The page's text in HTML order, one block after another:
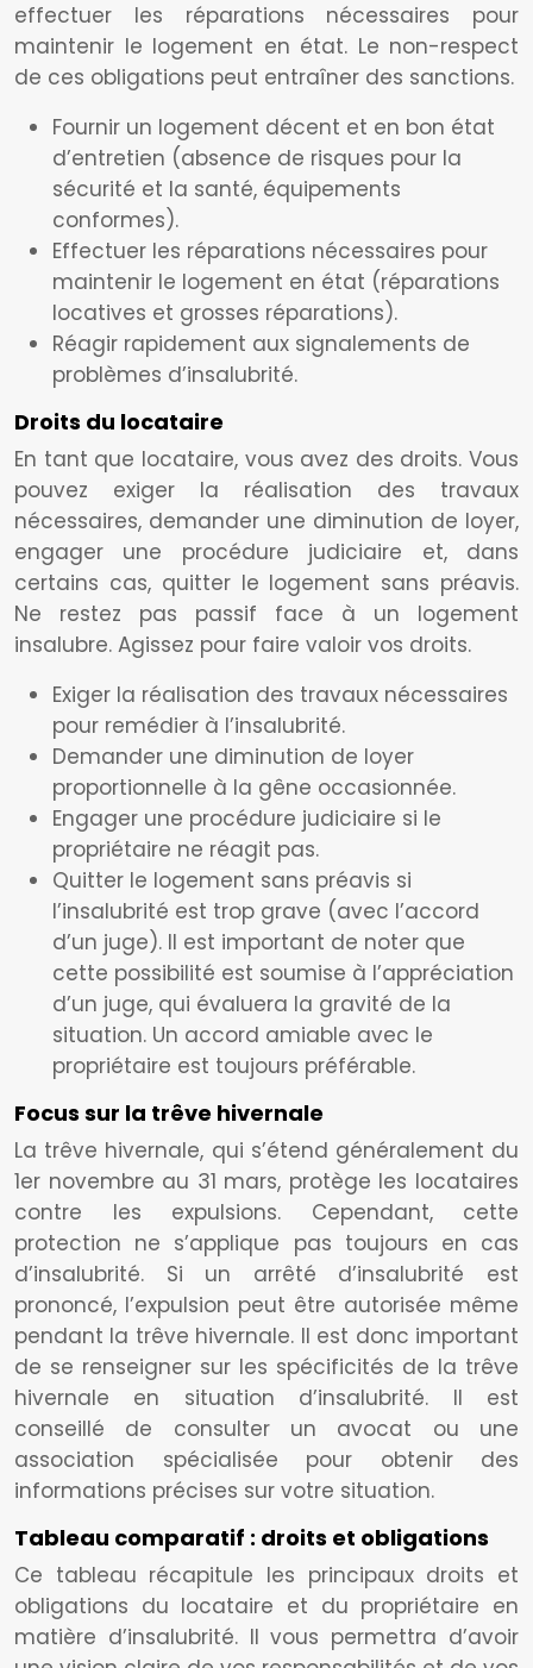
effectuer les réparations nécessaires pour
maintenir le logement en état. Le non-respect
de ces obligations peut entraîner des sanctions.
Fournir un logement décent et en bon état
d’entretien (absence de risques pour la
sécurité et la santé, équipements
conformes).
Effectuer les réparations nécessaires pour
maintenir le logement en état (réparations
locatives et grosses réparations).
Réagir rapidement aux signalements de
problèmes d’insalubrité.
Droits du locataire
En tant que locataire, vous avez des droits. Vous
pouvez exiger la réalisation des travaux
nécessaires, demander une diminution de loyer,
engager une procédure judiciaire et, dans
certains cas, quitter le logement sans préavis.
Ne restez pas passif face à un logement
insalubre. Agissez pour faire valoir vos droits.
Exiger la réalisation des travaux nécessaires
pour remédier à l’insalubrité.
Demander une diminution de loyer
proportionnelle à la gêne occasionnée.
Engager une procédure judiciaire si le
propriétaire ne réagit pas.
Quitter le logement sans préavis si
l’insalubrité est trop grave (avec l’accord
d’un juge). Il est important de noter que
cette possibilité est soumise à l’appréciation
d’un juge, qui évaluera la gravité de la
situation. Un accord amiable avec le
propriétaire est toujours préférable.
Focus sur la trêve hivernale
La trêve hivernale, qui s’étend généralement du
1er novembre au 31 mars, protège les locataires
contre les expulsions. Cependant, cette
protection ne s’applique pas toujours en cas
d’insalubrité. Si un arrêté d’insalubrité est
prononcé, l’expulsion peut être autorisée même
pendant la trêve hivernale. Il est donc important
de se renseigner sur les spécificités de la trêve
hivernale en situation d’insalubrité. Il est
conseillé de consulter un avocat ou une
association spécialisée pour obtenir des
informations précises sur votre situation.
Tableau comparatif : droits et obligations
Ce tableau récapitule les principaux droits et
obligations du locataire et du propriétaire en
matière d’insalubrité. Il vous permettra d’avoir